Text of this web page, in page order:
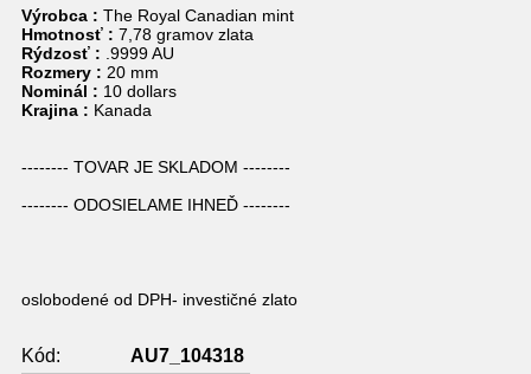
Výrobca : The Royal Canadian mint
Hmotnosť : 7,78 gramov zlata
Rýdzosť : .9999 AU
Rozmery : 20 mm
Nominál : 10 dollars
Krajina : Kanada
-------- TOVAR JE SKLADOM --------
-------- ODOSIELAME IHNEĎ --------
oslobodené od DPH- investičné zlato
Kód:
AU7_104318